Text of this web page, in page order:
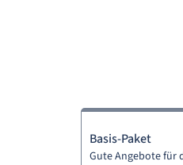
Basis-Paket
Gute Angebote für